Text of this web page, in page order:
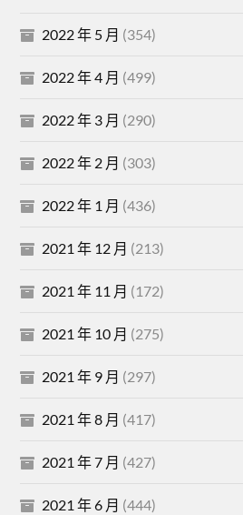
2022 年 5 月 (354)
2022 年 4 月 (499)
2022 年 3 月 (290)
2022 年 2 月 (303)
2022 年 1 月 (436)
2021 年 12 月 (213)
2021 年 11 月 (172)
2021 年 10 月 (275)
2021 年 9 月 (297)
2021 年 8 月 (417)
2021 年 7 月 (427)
2021 年 6 月 (444)